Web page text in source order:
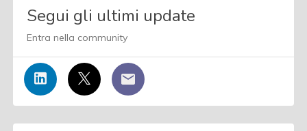
Segui gli ultimi update
Entra nella community